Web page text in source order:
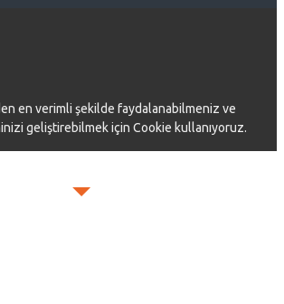
en verimli şekilde faydalanabilmeniz ve
geliştirebilmek için Cookie kullanıyoruz.